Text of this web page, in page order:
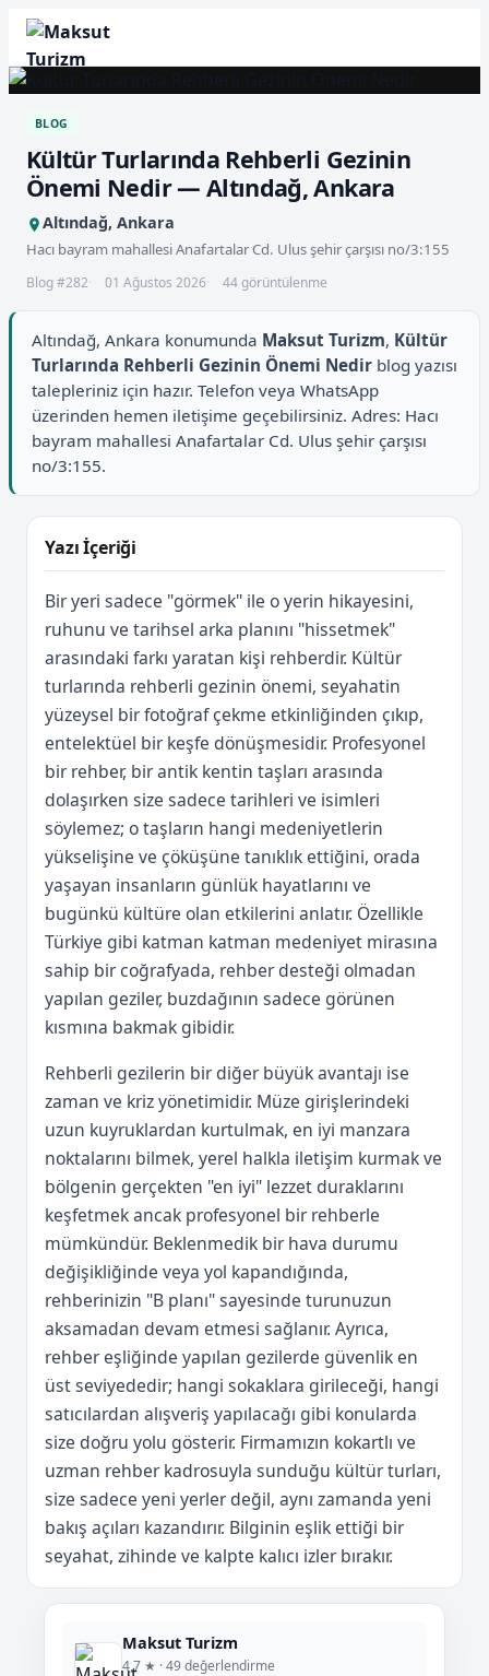
BLOG
Kültür Turlarında Rehberli Gezinin
Önemi Nedir — Altındağ, Ankara
Altındağ, Ankara
Hacı bayram mahallesi Anafartalar Cd. Ulus şehir çarşısı no/3:155
Blog #282 01 Ağustos 2026 44 görüntülenme
Altındağ, Ankara konumunda Maksut Turizm, Kültür
Turlarında Rehberli Gezinin Önemi Nedirblog yazısı
talepleriniz için hazır. Telefon veya WhatsApp
üzerinden hemen iletişime geçebilirsiniz. Adres: Hacı
bayram mahallesi Anafartalar Cd. Ulus şehir çarşısı
no/3:155.
Yazı İçeriği
Bir yeri sadece "görmek" ile o yerin hikayesini,
ruhunu ve tarihsel arka planını "hissetmek"
arasındaki farkı yaratan kişi rehberdir. Kültür
turlarında rehberli gezinin önemi, seyahatin
yüzeysel bir fotoğraf çekme etkinliğinden çıkıp,
entelektüel bir keşfe dönüşmesidir. Profesyonel
bir rehber, bir antik kentin taşları arasında
dolaşırken size sadece tarihleri ve isimleri
söylemez; o taşların hangi medeniyetlerin
yükselişine ve çöküşüne tanıklık ettiğini, orada
yaşayan insanların günlük hayatlarını ve
bugünkü kültüre olan etkilerini anlatır. Özellikle
Türkiye gibi katman katman medeniyet mirasına
sahip bir coğrafyada, rehber desteği olmadan
yapılan geziler, buzdağının sadece görünen
kısmına bakmak gibidir.
Rehberli gezilerin bir diğer büyük avantajı ise
zaman ve kriz yönetimidir. Müze girişlerindeki
uzun kuyruklardan kurtulmak, en iyi manzara
noktalarını bilmek, yerel halkla iletişim kurmak ve
bölgenin gerçekten "en iyi" lezzet duraklarını
keşfetmek ancak profesyonel bir rehberle
mümkündür. Beklenmedik bir hava durumu
değişikliğinde veya yol kapandığında,
rehberinizin "B planı" sayesinde turunuzun
aksamadan devam etmesi sağlanır. Ayrıca,
rehber eşliğinde yapılan gezilerde güvenlik en
üst seviyededir; hangi sokaklara girileceği, hangi
satıcılardan alışveriş yapılacağı gibi konularda
size doğru yolu gösterir. Firmamızın kokartlı ve
uzman rehber kadrosuyla sunduğu kültür turları,
size sadece yeni yerler değil, aynı zamanda yeni
bakış açıları kazandırır. Bilginin eşlik ettiği bir
seyahat, zihinde ve kalpte kalıcı izler bırakır.
Maksut Turizm
4,7 ★ · 49 değerlendirme